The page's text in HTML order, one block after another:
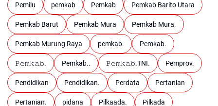
Pemilu pemkab Pemkab Pemkab Barito Utara
Pemkab Barut Pemkab Mura Pemkab Mura.
Pemkab Murung Raya pemkab. Pemkab.
𝙿𝚎𝚖𝚔𝚊𝚋. Pemkab.. 𝙿𝚎𝚖𝚔𝚊𝚋.TNI. Pemprov.
Pendidikan Pendidikan. Perdata Pertanian
Pertanian. pidana Pilkaada. Pilkada